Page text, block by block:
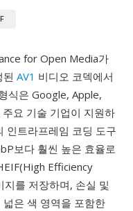
for Open Media가
AV1 비디오 코덱에서
식은 Google, Apple,
요 기술 기업이 지원하
인트라프레임 코딩 도구
보다 훨씬 높은 효율로
Efficiency
를 저장하며, 손실 및
은 색 영역을 포함한